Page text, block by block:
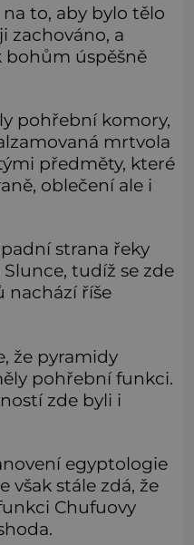
to, aby bylo tělo
zachováno, a
bohům úspěšně
pohřební komory,
mrtvola
předměty, které
oblečení ale i
strana řeky
tudíž se zde
nachází říše
že pyramidy
pohřební funkci.
zde byli i
egyptologie
však stále zdá, že
Chufuovy